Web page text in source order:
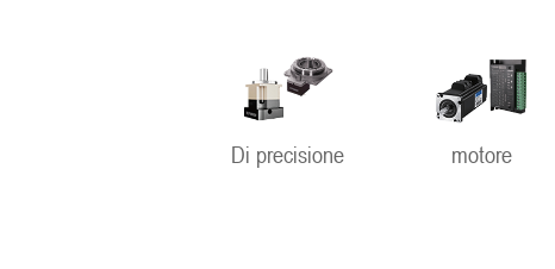
Di precisione motore